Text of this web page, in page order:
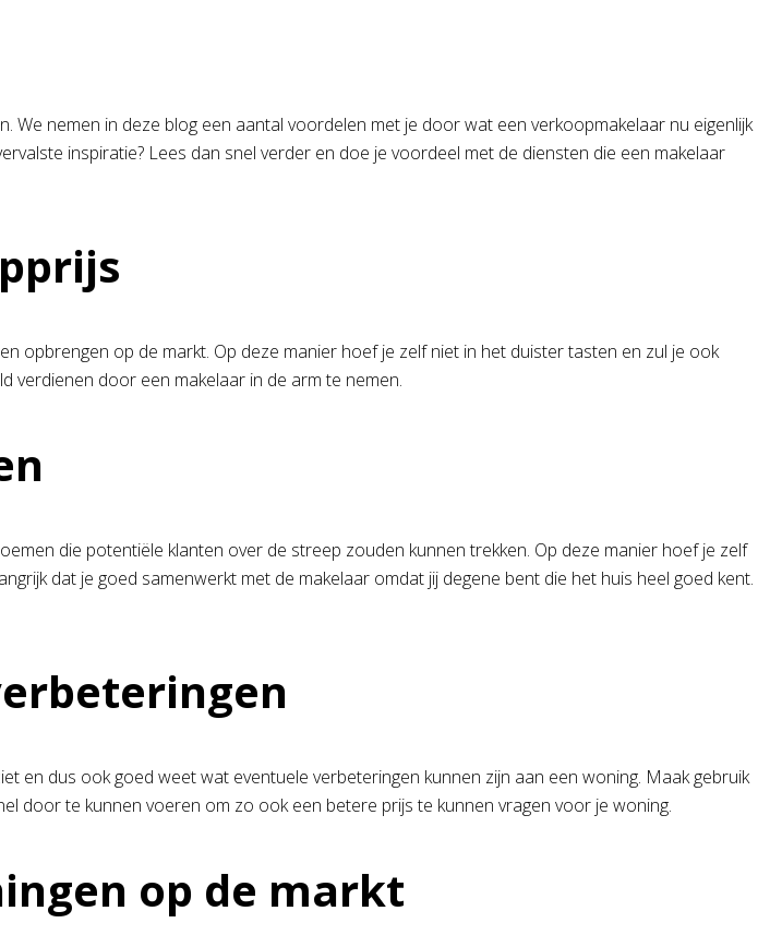
We nemen in deze blog een aantal voordelen met je door wat een verkoopmakelaar nu eigenlijk
inspiratie? Lees dan snel verder en doe je voordeel met de diensten die een makelaar
opbrengen op de markt. Op deze manier hoef je zelf niet in het duister tasten en zul je ook
verdienen door een makelaar in de arm te nemen.
die potentiële klanten over de streep zouden kunnen trekken. Op deze manier hoef je zelf
dat je goed samenwerkt met de makelaar omdat jij degene bent die het huis heel goed kent.
en dus ook goed weet wat eventuele verbeteringen kunnen zijn aan een woning. Maak gebruik
door te kunnen voeren om zo ook een betere prijs te kunnen vragen voor je woning.
op de markt